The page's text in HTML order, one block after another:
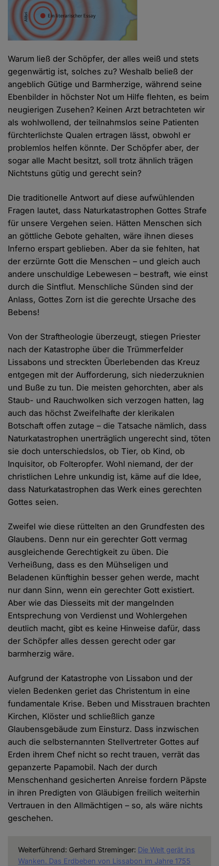
Warum ließ der Schöpfer, der alles weiß und stets
gegenwärtig ist, solches zu? Weshalb beließ der
angeblich Gütige und Barmherzige, während seine
Ebenbilder in höchster Not um Hilfe flehten, es beim
neugierigen Zusehen? Keinen Arzt betrachteten wir
als wohlwollend, der teilnahmslos seine Patienten
fürchterlichste Qualen ertragen lässt, obwohl er
problemlos helfen könnte. Der Schöpfer aber, der
sogar alle Macht besitzt, soll trotz ähnlich trägen
Nichtstuns gütig und gerecht sein?
Die traditionelle Antwort auf diese aufwühlenden
Fragen lautet, dass Naturkatastrophen Gottes Strafe
für unsere Vergehen seien. Hätten Menschen sich
an göttliche Gebote gehalten, wäre ihnen dieses
Inferno erspart geblieben. Aber da sie fehlten, hat
der erzürnte Gott die Menschen – und gleich auch
andere unschuldige Lebewesen – bestraft, wie einst
durch die Sintflut. Menschliche Sünden sind der
Anlass, Gottes Zorn ist die gerechte Ursache des
Bebens!
Von der Straftheologie überzeugt, stiegen Priester
nach der Katastrophe über die Trümmerfelder
Lissabons und streckten Überlebenden das Kreuz
entgegen mit der Aufforderung, sich niederzuknien
und Buße zu tun. Die meisten gehorchten, aber als
Staub- und Rauchwolken sich verzogen hatten, lag
auch das höchst Zweifelhafte der klerikalen
Botschaft offen zutage – die Tatsache nämlich, dass
Naturkatastrophen unerträglich ungerecht sind, töten
sie doch unterschiedslos, ob Tier, ob Kind, ob
Inquisitor, ob Folteropfer. Wohl niemand, der der
christlichen Lehre unkundig ist, käme auf die Idee,
dass Naturkatastrophen das Werk eines gerechten
Gottes seien.
Zweifel wie diese rüttelten an den Grundfesten des
Glaubens. Denn nur ein gerechter Gott vermag
ausgleichende Gerechtigkeit zu üben. Die
Verheißung, dass es den Mühseligen und
Beladenen künftighin besser gehen werde, macht
nur dann Sinn, wenn ein gerechter Gott existiert.
Aber wie das Diesseits mit der mangelnden
Entsprechung von Verdienst und Wohlergehen
deutlich macht, gibt es keine Hinweise dafür, dass
der Schöpfer alles dessen gerecht oder gar
barmherzig wäre.
Aufgrund der Katastrophe von Lissabon und der
vielen Bedenken geriet das Christentum in eine
fundamentale Krise. Beben und Misstrauen brachten
Kirchen, Klöster und schließlich ganze
Glaubensgebäude zum Einsturz. Dass inzwischen
auch die selbsternannten Stellvertreter Gottes auf
Erden ihrem Chef nicht so recht trauen, verrät das
gepanzerte Papamobil. Nach der durch
Menschenhand gesicherten Anreise fordern Päpste
in ihren Predigten von Gläubigen freilich weiterhin
Vertrauen in den Allmächtigen – so, als wäre nichts
geschehen.
Weiterführend: Gerhard Streminger: Die Welt gerät ins
Wanken. Das Erdbeben von Lissabon im Jahre 1755